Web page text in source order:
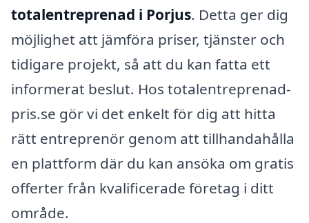
totalentreprenad i Porjus. Detta ger dig
möjlighet att jämföra priser, tjänster och
tidigare projekt, så att du kan fatta ett
informerat beslut. Hos totalentreprenad-
pris.se gör vi det enkelt för dig att hitta
rätt entreprenör genom att tillhandahålla
en plattform där du kan ansöka om gratis
offerter från kvalificerade företag i ditt
område.